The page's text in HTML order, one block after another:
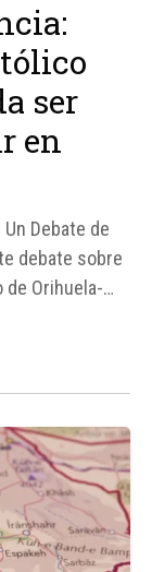
ser
en
Un Debate de
debate sobre
de Orihuela-
católicos